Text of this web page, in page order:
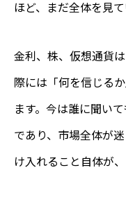
ほど、まだ全体を見て
金利、株、仮想通貨
際には「何を信じる
ます。今は誰に聞い
であり、市場全体が
け入れること自体が